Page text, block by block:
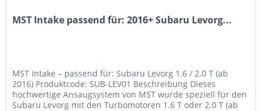
MST Intake passend für: 2016+ Subaru Levorg...
MST Intake – passend für: Subaru Levorg 1.6 / 2.0 T (ab
2016) Produktcode: SUB-LEV01 Beschreibung Dieses
hochwertige Ansaugsystem von MST wurde speziell für den
Subaru Levorg mit den Turbomotoren 1.6 T oder 2.0 T (ab